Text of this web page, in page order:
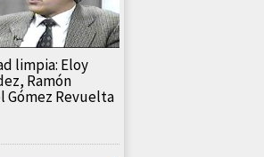
limpia: Eloy
Ramón
Gómez Revuelta